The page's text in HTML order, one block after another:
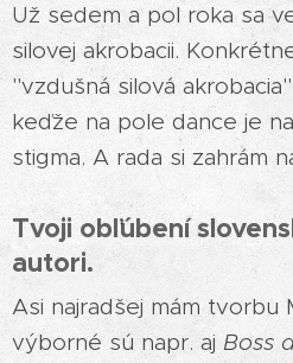
Už sedem a pol roka sa
silovej akrobacii.
"vzdušná silová
keďže na pole dance je
stigma. A rada si zahrám
Tvoji obľúbení
autori.
Asi najradšej mám tvorbu
výborné sú napr. aj Boss